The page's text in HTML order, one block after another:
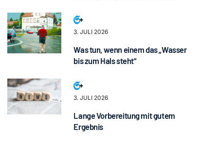
3. JULI 2026
Was tun, wenn einem das „Wasser
bis zum Hals steht“
3. JULI 2026
Lange Vorbereitung mit gutem
Ergebnis